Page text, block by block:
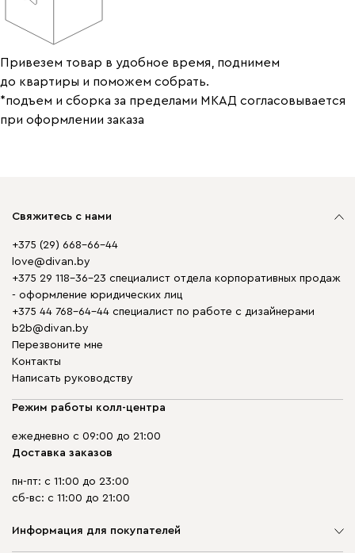
Привезем товар в удобное время, поднимем
до квартиры и поможем собрать.
*подъем и сборка за пределами МКАД согласовывается
при оформлении заказа
Свяжитесь с нами
+375 (29) 668-66-44
love@divan.by
+375 29 118-36-23 специалист отдела корпоративных продаж
- оформление юридических лиц
+375 44 768-64-44 специалист по работе с дизайнерами
b2b@divan.by
Перезвоните мне
Контакты
Написать руководству
Режим работы колл-центра
ежедневно с 09:00 до 21:00
Доставка заказов
пн-пт: с 11:00 до 23:00
сб-вс: с 11:00 до 21:00
Информация для покупателей